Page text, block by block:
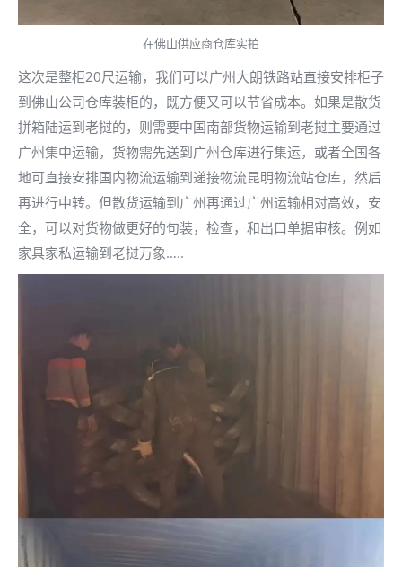
在佛山供应商仓库实拍
这次是整柜20尺运输，我们可以广州大朗铁路站直接安排柜子
到佛山公司仓库装柜的，既方便又可以节省成本。如果是散货
拼箱陆运到老挝的，则需要中国南部货物运输到老挝主要通过
广州集中运输，货物需先送到广州仓库进行集运，或者全国各
地可直接安排国内物流运输到递接物流昆明物流站仓库，然后
再进行中转。但散货运输到广州再通过广州运输相对高效，安
全，可以对货物做更好的句装，检查，和出口单据审核。例如
家具家私运输到老挝万象…..